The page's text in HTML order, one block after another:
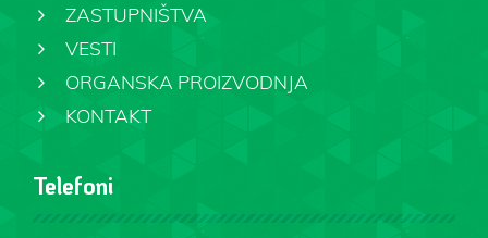
ZASTUPNIŠTVA
VESTI
ORGANSKA PROIZVODNJA
KONTAKT
Telefoni